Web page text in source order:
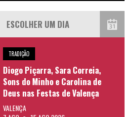
TRADIÇÃO
Diogo Piçarra, Sara Correia,
Sons do Minho e Carolina de
Deus nas Festas de Valença
VALENÇA